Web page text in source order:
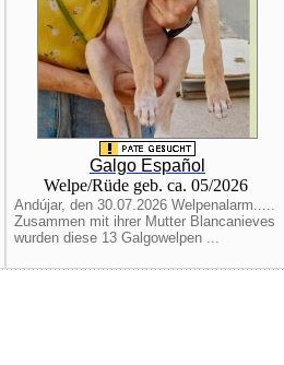
Galgo Español
Welpe/Rüde geb. ca. 05/2026
Andújar, den 30.07.2026 Welpenalarm.....
Zusammen mit ihrer Mutter Blancanieves
wurden diese 13 Galgowelpen ...